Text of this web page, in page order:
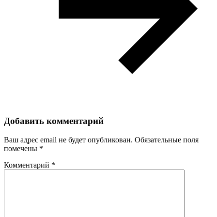
Добавить комментарий
Ваш адрес email не будет опубликован. Обязательные поля
помечены *
Комментарий *